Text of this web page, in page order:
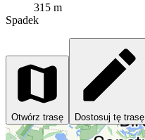
315 m
Spadek
Otwórz trasę Dostosuj tę trasę